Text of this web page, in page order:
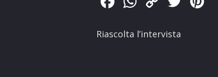
Riascolta l’intervista